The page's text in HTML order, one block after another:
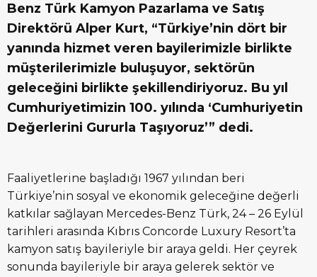
Benz Türk Kamyon Pazarlama ve Satış
Direktörü Alper Kurt, “Türkiye’nin dört bir
yanında hizmet veren bayilerimizle birlikte
müşterilerimizle buluşuyor, sektörün
geleceğini birlikte şekillendiriyoruz. Bu yıl
Cumhuriyetimizin 100. yılında ‘Cumhuriyetin
Değerlerini Gururla Taşıyoruz’” dedi.
Faaliyetlerine başladığı 1967 yılından beri
Türkiye’nin sosyal ve ekonomik geleceğine değerli
katkılar sağlayan Mercedes-Benz Türk, 24 – 26 Eylül
tarihleri arasında Kıbrıs Concorde Luxury Resort’ta
kamyon satış bayileriyle bir araya geldi. Her çeyrek
sonunda bayileriyle bir araya gelerek sektör ve